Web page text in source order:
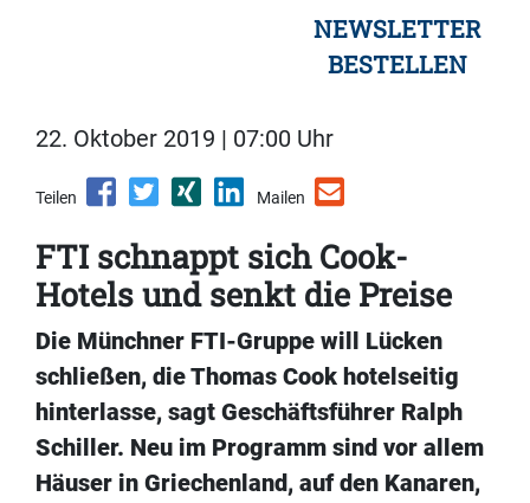
NEWSLETTER
BESTELLEN
22. Oktober 2019 | 07:00 Uhr
Teilen Mailen
FTI schnappt sich Cook-
Hotels und senkt die Preise
Die Münchner FTI-Gruppe will Lücken
schließen, die Thomas Cook hotelseitig
hinterlasse, sagt Geschäftsführer Ralph
Schiller. Neu im Programm sind vor allem
Häuser in Griechenland, auf den Kanaren,